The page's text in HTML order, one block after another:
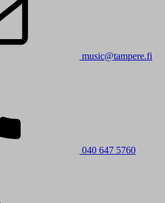
music@tampere.fi
040 647 5760